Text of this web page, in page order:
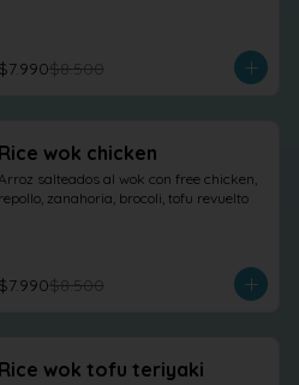
$7.990$8.500
Rice wok chicken
salteados al wok con free chicken,
repollo, zanahoria, brocoli, tofu revuelto
$7.990$8.500
Rice wok tofu teriyaki